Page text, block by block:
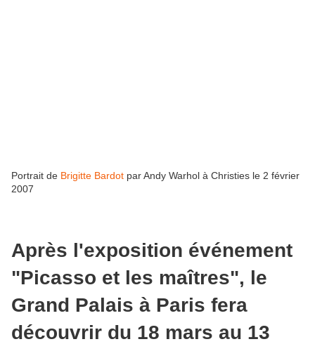
Portrait de Brigitte Bardot par Andy Warhol à Christies le 2 février
2007
Après l'exposition événement
"Picasso et les maîtres", le
Grand Palais à Paris fera
découvrir du 18 mars au 13